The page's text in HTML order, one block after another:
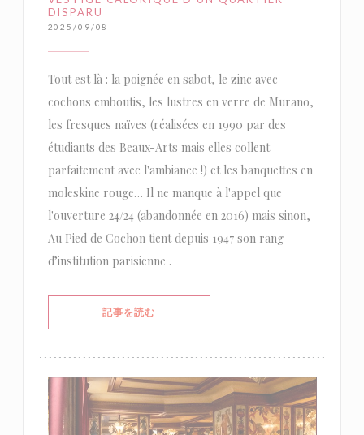
DISPARU
2025/09/08
Tout est là : la poignée en sabot, le zinc avec
cochons emboutis, les lustres en verre de Murano,
les fresques naïves (réalisées en 1990 par des
étudiants des Beaux-Arts mais elles collent
parfaitement avec l'ambiance !) et les banquettes en
moleskine rouge… Il ne manque à l'appel que
l'ouverture 24/24 (abandonnée en 2016) mais sinon,
Au Pied de Cochon tient depuis 1947 son rang
d’institution parisienne .
記事を読む